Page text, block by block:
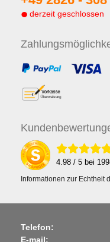
derzeit geschlossen
Zahlungs
Kunden
4.98 / 5 bei
Informationen zur Echtheit
Telefon:
E-mail: